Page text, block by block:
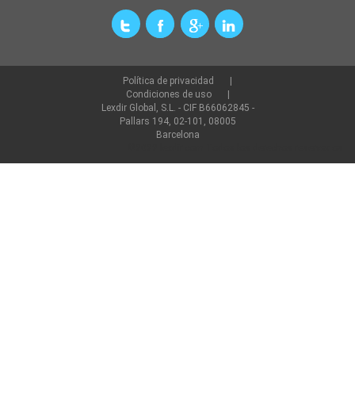
Política de privacidad
Condiciones de uso
Lexdir Global, S.L. - CIF B66062845 -
Pallars 194, 02-101, 08005
Barcelona